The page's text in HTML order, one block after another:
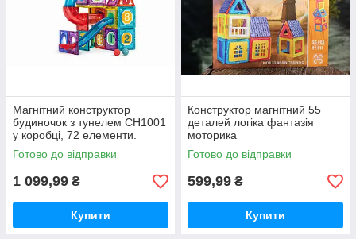
Магнітний конструктор
будиночок з тунелем CH1001
у коробці, 72 елементи.
Готово до відправки
1 099,99 ₴
Купити
Конструктор магнітний 55
деталей логіка фантазія
моторика
Готово до відправки
599,99 ₴
Купити